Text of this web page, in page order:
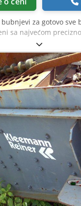
bubnjevi za gotovo sve
sa najvećom
do
realizacija gotovo
od čelika
isporuke!